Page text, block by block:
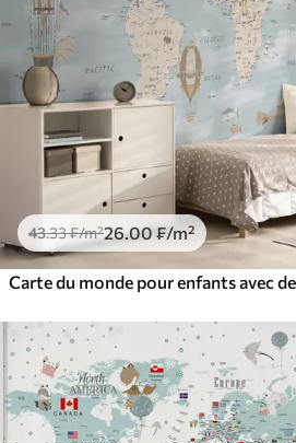
43.33₣/m²26.00 ₣/m²